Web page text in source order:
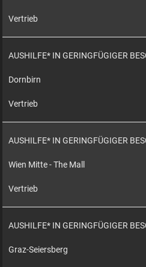
Vertrieb
AUSHILFE* IN GERINGFÜGIGER
Dornbirn
Vertrieb
AUSHILFE* IN GERINGFÜGIGER
Wien Mitte - The Mall
Vertrieb
AUSHILFE* IN GERINGFÜGIGER
Graz-Seiersberg